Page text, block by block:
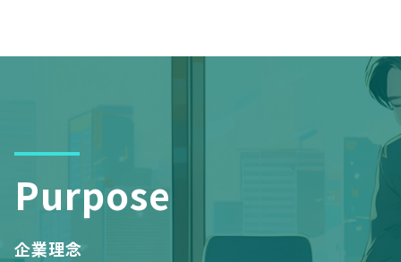
Purpose
企業理念